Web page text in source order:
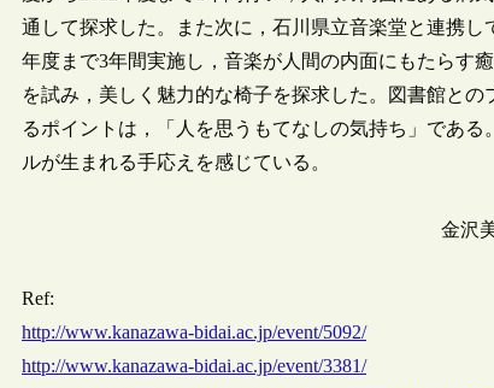
通して探求した。また次に，石川県立音楽堂と連携
年度まで3年間実施し，音楽が人間の内面にもたらす
を試み，美しく魅力的な椅子を探求した。図書館と
るポイントは，「人を思うもてなしの気持ち」である
ルが生まれる手応えを感じている。
金沢
Ref:
http://www.kanazawa-bidai.ac.jp/event/5092/
http://www.kanazawa-bidai.ac.jp/event/3381/